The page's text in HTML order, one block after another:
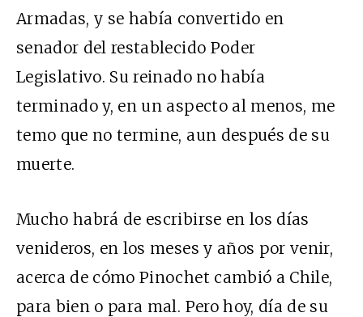
Armadas, y se había convertido en
senador del restablecido Poder
Legislativo. Su reinado no había
terminado y, en un aspecto al menos, me
temo que no termine, aun después de su
muerte.
Mucho habrá de escribirse en los días
venideros, en los meses y años por venir,
acerca de cómo Pinochet cambió a Chile,
para bien o para mal. Pero hoy, día de su